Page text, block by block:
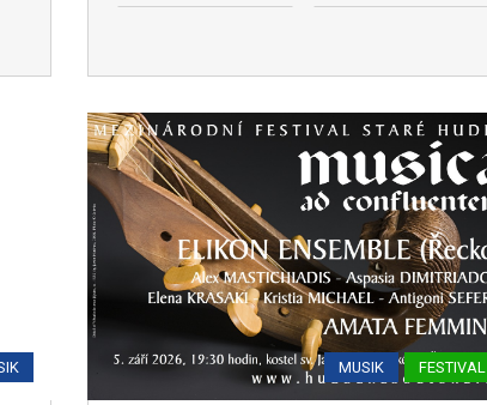
MUSIK FESTIVAL